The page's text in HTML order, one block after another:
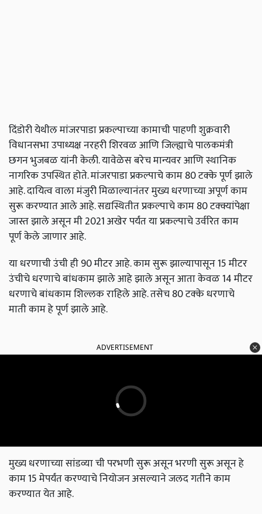
दिंडोरी येथील मांजरपाडा प्रकल्पाच्या कामाची पाहणी शुक्रवारी
विधानसभा उपाध्यक्ष नरहरी शिरवळ आणि जिल्ह्याचे पालकमंत्री
छगन भुजबळ यांनी केली. यावेळेस बरेच मान्यवर आणि स्थानिक
नागरिक उपस्थित होते. मांजरपाडा प्रकल्पाचे काम 80 टक्के पूर्ण झाले
आहे. दायित्व वाला मंजुरी मिळाल्यानंतर मुख्य धरणाच्या अपूर्ण काम
सुरू करण्यात आले आहे. सद्यस्थितीत प्रकल्पाचे काम 80 टक्क्यांपेक्षा
जास्त झाले असून मी 2021 अखेर पर्यंत या प्रकल्पाचे उर्वरित काम
पूर्ण केले जाणार आहे.
या धरणाची उंची ही 90 मीटर आहे. काम सुरू झाल्यापासून 15 मीटर
उंचीचे धरणाचे बांधकाम झाले आहे झाले असून आता केवळ 14 मीटर
धरणाचे बांधकाम शिल्लक राहिले आहे. तसेच 80 टक्के धरणाचे
माती काम हे पूर्ण झाले आहे.
मुख्य धरणाच्या सांडव्या ची परभणी सुरू असून भरणी सुरू असून हे
काम 15 मेपर्यंत करण्याचे नियोजन असल्याने जलद गतीने काम
करण्यात येत आहे.